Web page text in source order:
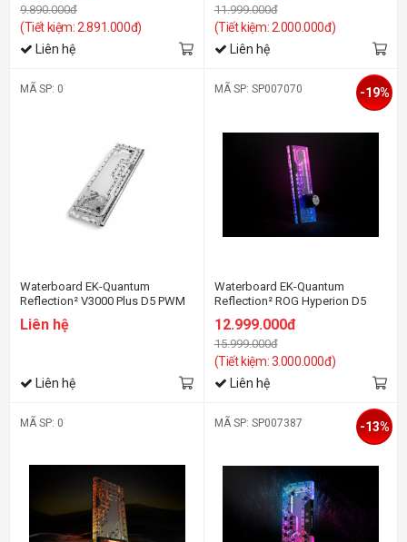
9.890.000đ
(Tiết kiệm: 2.891.000đ)
Liên hệ
11.999.000đ
(Tiết kiệm: 2.000.000đ)
Liên hệ
MÃ SP: 0
Waterboard EK-Quantum
Reflection² V3000 Plus D5 PWM
Liên hệ
Liên hệ
MÃ SP: SP007070
Waterboard EK-Quantum
Reflection² ROG Hyperion D5
12.999.000đ
15.999.000đ
(Tiết kiệm: 3.000.000đ)
-19%
Liên hệ
MÃ SP: 0 MÃ SP: SP007387 -13%